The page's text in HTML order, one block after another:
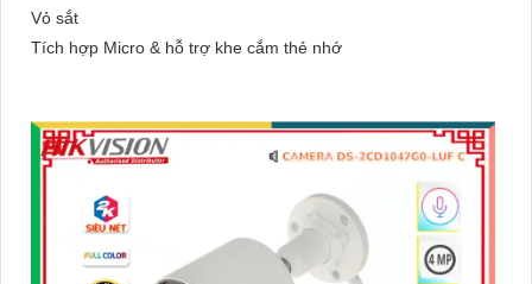
Vỏ sắt
Tích hợp Micro & hỗ trợ khe cắm thẻ nhớ